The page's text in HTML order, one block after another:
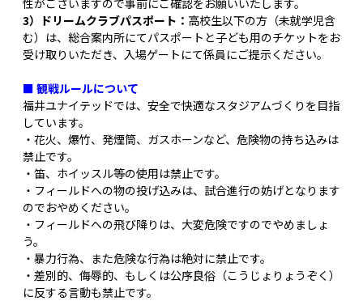
性がございますので事前にご確認をお願いいたします。
3）ドリームクラブパスポート： 高校生以下の方（未就学児含
む）は、総合案内所にてパスポートと子ども用のチケットをお
受け取りいただき、入場ゲートにて係員にご提示ください。
■ 観戦ルールについて
福井ユナイテッドでは、安全で快適なスタジアムづくりを目指
しています。
・花火、爆竹、発煙筒、ガスホーンなど、危険物の持ち込みは
禁止です。
・ 笛、ホイッスル等の使用は禁止です。
・フィールドへの物の投げ込みは、試合進行の妨げとなります
のでおやめください。
・フィールドへの飛び降りは、大変危険ですのでやめましょ
う。
・暴力行為、また危険な行為は絶対に禁止です。
・差別的、侮辱的、もしくは公序良俗（こうじょりょうぞく）
に反する言動も禁止です。